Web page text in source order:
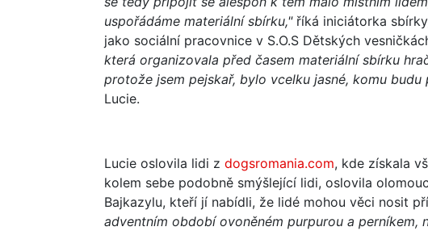
uspořádáme materiální sbírku," říká iniciátorka
jako sociální pracovnice v S.O.S Dětských
která organizovala před časem materiální sbírku
protože jsem pejskař, bylo vcelku jasné, komu budu
Lucie.
Lucie oslovila lidi z dogsromania.com, kde získala
kolem sebe podobně smýšlející lidi, oslovila
Bajkazylu, kteří jí nabídli, že lidé mohou věci nosit
adventním období ovoněném purpurou a perníkem,